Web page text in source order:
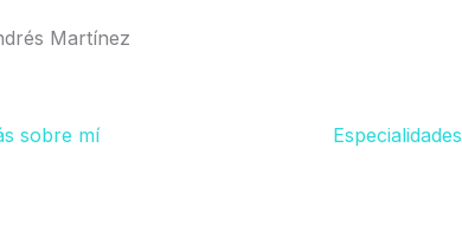
Martínez
sobre mí Especialidades